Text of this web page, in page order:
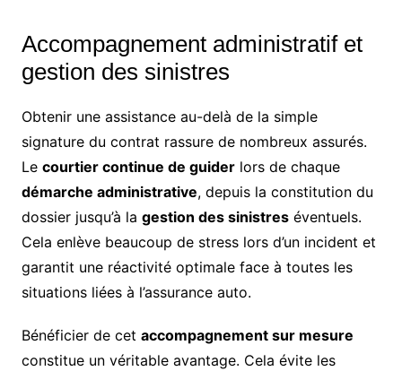
Accompagnement administratif et
gestion des sinistres
Obtenir une assistance au-delà de la simple
signature du contrat rassure de nombreux assurés.
Le courtier continue de guiderlors de chaque
démarche administrative, depuis la constitution du
dossier jusqu’à la gestion des sinistreséventuels.
Cela enlève beaucoup de stress lors d’un incident et
garantit une réactivité optimale face à toutes les
situations liées à l’assurance auto.
Bénéficier de cet accompagnement sur mesure
constitue un véritable avantage. Cela évite les